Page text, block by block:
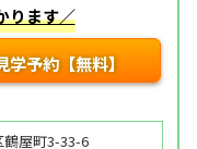
ります／
学予約【無料】
屋町3-33-6